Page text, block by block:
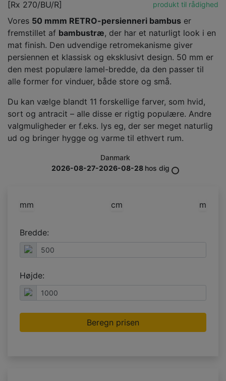
[Rx 270/BU/R] produkt til rådighed
Vores 50 mmm RETRO-persienneri bambus er
fremstillet af bambustræ, der har et naturligt look i en
mat finish. Den udvendige retromekanisme giver
persiennen et klassisk og eksklusivt design. 50 mm er
den mest populære lamel-bredde, da den passer til
alle former for vinduer, både store og små.
Du kan vælge blandt 11 forskellige farver, som hvid,
sort og antracit – alle disse er rigtig populære. Andre
valgmuligheder er f.eks. lys eg, der ser meget naturlig
ud og bringer hygge og varme til ethvert rum.
Danmark
2026-08-27-2026-08-28 hos dig
mm cm m
Bredde:
Højde:
Beregn prisen